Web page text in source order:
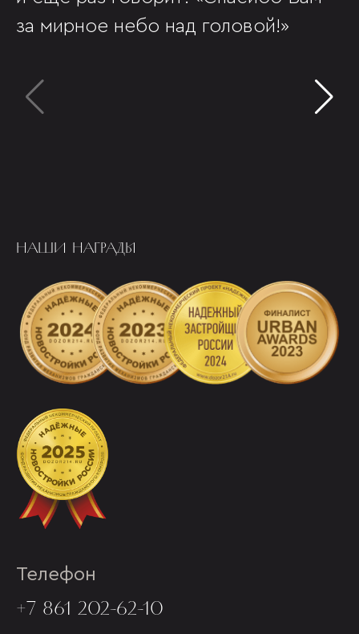
за мирное небо над головой!»
НАШИ НАГРАДЫ
Телефон
+7 861 202-62-10